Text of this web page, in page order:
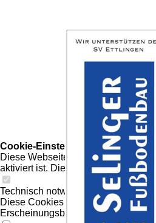
Cookie-Einstellungen
Diese Webseite verwendet
aktiviert ist. Die Datenverarbeitung
Technisch notwendige
Diese Cookies sind zum Betrieb
Erscheinungsbilds der Seite.